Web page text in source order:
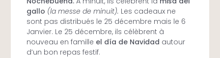
gallo (la messe de minuit). Les cadeaux ne
sont pas distribués le 25 décembre mais le 6
Janvier. Le 25 décembre, ils célèbrent à
nouveau en famille el día de Navidad autour
d’un bon repas festif.